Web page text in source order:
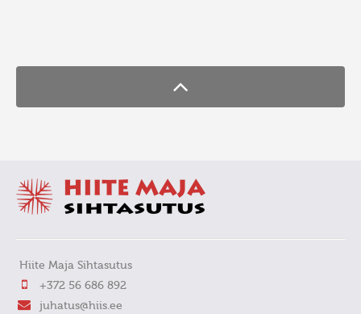
Hiite Maja Sihtasutus
+372 56 686 892
juhatus@hiis.ee